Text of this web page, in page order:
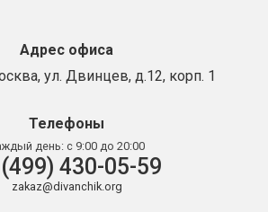
Адрес офиса
ул. Двинцев, д.12, корп. 1
Телефоны
день: с 9:00 до 20:00
430-05-59
zakaz@divanchik.org